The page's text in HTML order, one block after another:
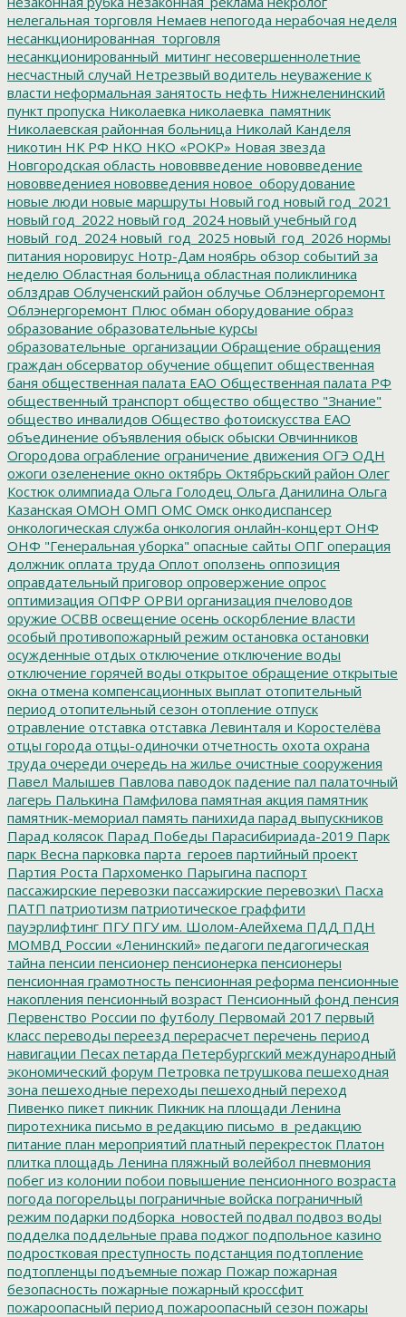
нелегальная торговля Немаев непогода нерабочая неделя
несанкционированная_торговля
несанкционированный_митинг несовершеннолетние
несчастный случай Нетрезвый водитель неуважение к
власти неформальная занятость нефть Нижнеленинский
пункт пропуска Николаевка николаевка_памятник
Николаевская районная больница Николай Канделя
никотин НК РФ НКО НКО «РОКР» Новая звезда
Новгородская область нововвведение нововведение
нововведениея нововведения новое_оборудование
новые люди новые маршруты Новый год новый год_2021
новый год_2022 новый год_2024 новый учебный год
новый_год_2024 новый_год_2025 новый_год_2026 нормы
питания норовирус Нотр-Дам ноябрь обзор событий за
неделю Областная больница областная поликлиника
облздрав Облученский район облучье Облэнергоремонт
Облэнергоремонт Плюс обман оборудование образ
образование образовательные курсы
образовательные_организации Обращение обращения
граждан обсерватор обучение общепит общественная
баня общественная палата ЕАО Общественная палата РФ
общественный транспорт общество общество "Знание"
общество инвалидов Общество фотоискусства ЕАО
объединение объявления обыск обыски Овчинников
Огородова ограбление ограничение движения ОГЭ ОДН
ожоги озеленение окно октябрь Октябрьский район Олег
Костюк олимпиада Ольга Голодец Ольга Данилина Ольга
Казанская ОМОН ОМП ОМС Омск онкодиспансер
онкологическая служба онкология онлайн-концерт ОНФ
ОНФ "Генеральная уборка" опасные сайты ОПГ операция
должник оплата труда Оплот оползень оппозиция
оправдательный приговор опровержение опрос
оптимизация ОПФР ОРВИ организация пчеловодов
оружие ОСВВ освещение осень оскорбление власти
особый противопожарный режим остановка остановки
осужденные отдых отключение отключение воды
отключение горячей воды открытое обращение открытые
окна отмена компенсационных выплат отопительный
период отопительный сезон отопление отпуск
отравление отставка отставка Левинталя и Коростелёва
отцы города отцы-одиночки отчетность охота охрана
труда очереди очередь на жилье очистные сооружения
Павел Малышев Павлова паводок падение пал палаточный
лагерь Палькина Памфилова памятная акция памятник
памятник-мемориал память панихида парад выпускников
Парад колясок Парад Победы Парасибириада-2019 Парк
парк Весна парковка парта_героев партийный проект
Партия Роста Пархоменко Парыгина паспорт
пассажирские перевозки пассажирские перевозки\ Пасха
ПАТП патриотизм патриотическое граффити
пауэрлифтинг ПГУПГУ им. Шолом-Алейхема ПДД ПДН
МОМВД России «Ленинский» педагоги педагогическая
тайна пенсии пенсионер пенсионерка пенсионеры
пенсионная грамотность пенсионная реформа пенсионные
накопления пенсионный возраст Пенсионный фонд пенсия
Первенство России по футболу Первомай 2017 первый
класс переводы переезд перерасчет перечень период
навигации Песах петарда Петербургский международный
экономический форум Петровка петрушкова пешеходная
зона пешеходные переходы пешеходный переход
Пивенко пикет пикник Пикник на площади Ленина
пиротехника письмо в редакцию письмо_в_редакцию
питание план мероприятий платный перекресток Платон
плитка площадь Ленина пляжный волейбол пневмония
побег из колонии побои повышение пенсионного возраста
погода погорельцы пограничные войска пограничный
режим подарки подборка_новостей подвал подвоз воды
подделка поддельные права поджог подпольное казино
подростковая преступность подстанция подтопление
подтопленцы подъемные пожар Пожар пожарная
безопасность пожарные пожарный кроссфит
пожароопасный период пожароопасный сезон пожары